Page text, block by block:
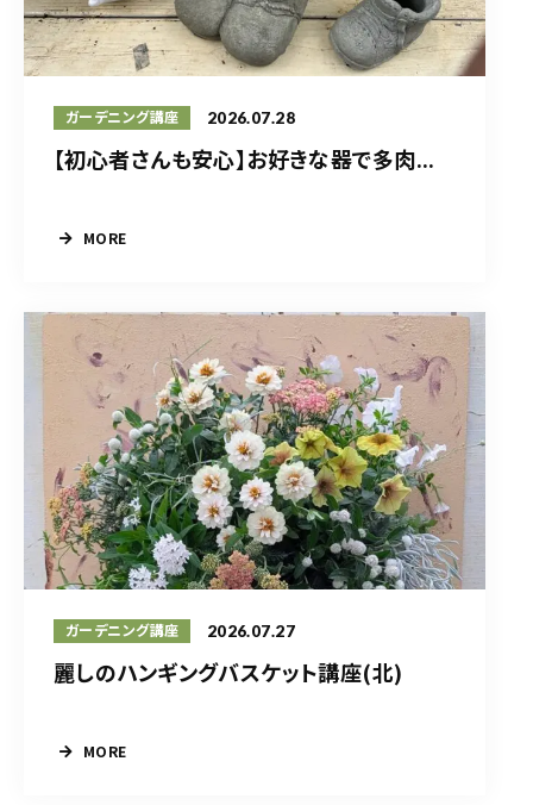
ガーデニング講座 2026.07.28
【初心者さんも安心】お好きな器で多肉...
MORE
ガーデニング講座 2026.07.27
麗しのハンギングバスケット講座(北)
MORE